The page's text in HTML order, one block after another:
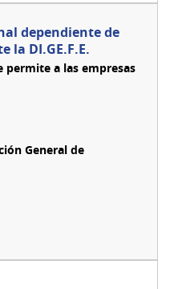
dependiente de
la DI.GE.F.E.
permite a las empresas
General de